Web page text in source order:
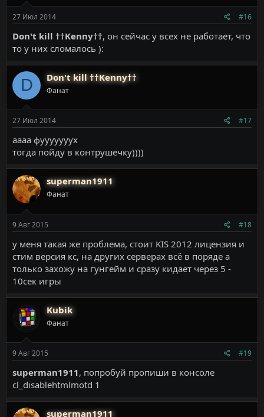
27 Июл 2014 #16
Don't kill ††Kenny††, он сейчас у всех не работает, что
то у них сломалось ):
D Don't kill ††Kenny††
Фанат
27 Июл 2014 #17
аааа фууууууух
тогда пойду в контрушечку))))
superman1911
Фанат
9 Авг 2015 #18
у меня такая же проблема, стоит KIS 2012 лицензия и
стим версия кс, на других серверах всё в поряде а
только захожу на гунгейм и сразу кидает через 5 -
10сек игры
Kubik
Фанат
9 Авг 2015 #19
superman1911, попробуй пропиши в консоле
cl_disablehtmlmotd 1
superman1911